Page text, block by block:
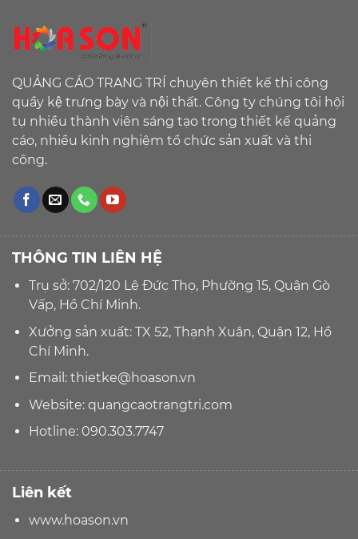
QUẢNG CÁO TRANG TRÍ chuyên thiết kế thi công
quầy kệ trưng bày và nội thất. Công ty chúng tôi hội
tụ nhiều thành viên sáng tạo trong thiết kế quảng
cáo, nhiều kinh nghiệm tổ chức sản xuất và thi
công.
THÔNG TIN LIÊN HỆ
Trụ sở: 702/120 Lê Đức Thọ, Phường 15, Quận Gò
Vấp, Hồ Chí Minh.
Xưởng sản xuất: TX 52, Thạnh Xuân, Quận 12, Hồ
Chí Minh.
Email: thietke@hoason.vn
Website:quangcaotrangtri.com
Hotline: 090.303.7747
Liên kết
www.hoason.vn